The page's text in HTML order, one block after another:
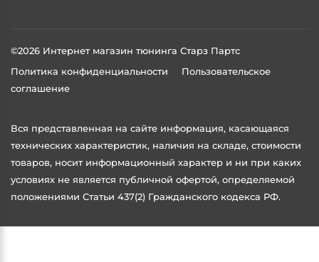
©2026 Интернет магазин тюнинга Старз Партс
Политика конфиденциальности
Пользовательское
соглашение
Вся представленная на сайте информация, касающаяся
технических характеристик, наличия на складе, стоимости
товаров, носит информационный характер и ни при каких
условиях не является публичной офертой, определяемой
положениями Статьи 437(2) Гражданского кодекса РФ.